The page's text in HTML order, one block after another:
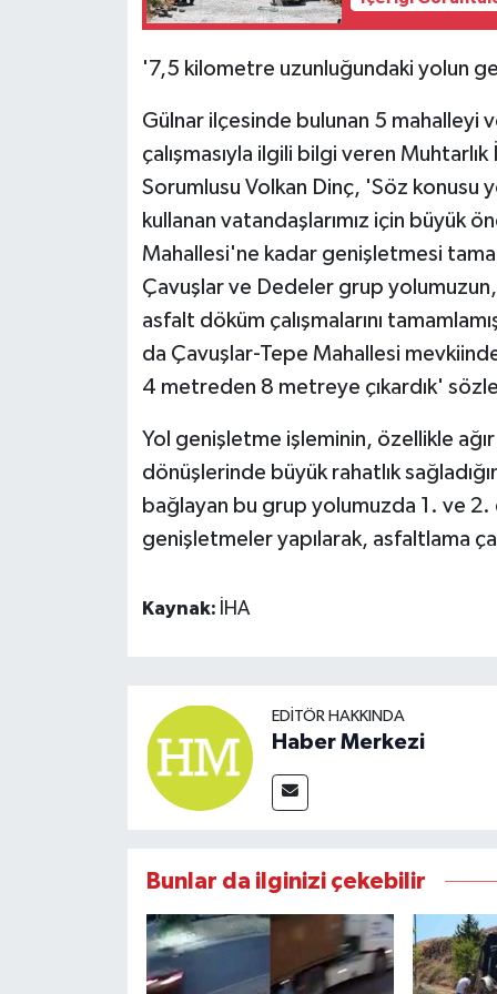
'7,5 kilometre uzunluğundaki yolun
Gülnar ilçesinde bulunan 5 mahalleyi
çalışmasıyla ilgili bilgi veren
Sorumlusu Volkan Dinç, 'Söz konusu
kullanan vatandaşlarımız için büyük
Mahallesi'ne kadar genişletmesi
Çavuşlar ve Dedeler grup
asfalt döküm çalışmalarını
da Çavuşlar-Tepe Mahallesi
4 metreden 8 metreye çıkardık'
Yol genişletme işleminin, özellikle
dönüşlerinde büyük rahatlık
bağlayan bu grup yolumuzda 1. ve 2.
genişletmeler yapılarak, asfaltlama
Kaynak: İHA
EDITÖR HAKKINDA
Haber Merkezi
Bunlar da ilginizi çekebilir